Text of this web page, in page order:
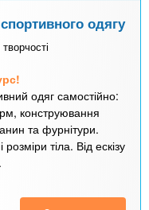
одягу
одяг самостійно:
конструювання
та фурнітури.
розміри тіла. Від ескізу